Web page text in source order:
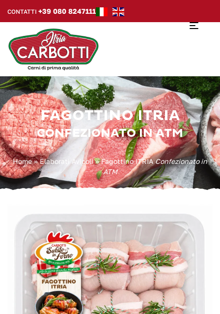
CONTATTI +39 080 8247111
FAGOTTINO ITRIA
CONFEZIONATO IN ATM
Home»Elaborati Avicoli»Fagottino ITRIAConfezionato in
ATM